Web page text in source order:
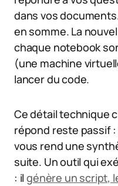
dans vos
en somme. La
chaque notebook
(une machine
lancer du code.
Ce détail technique
répond reste passif
vous rend une
suite. Un outil qui
: ilgénère un script,